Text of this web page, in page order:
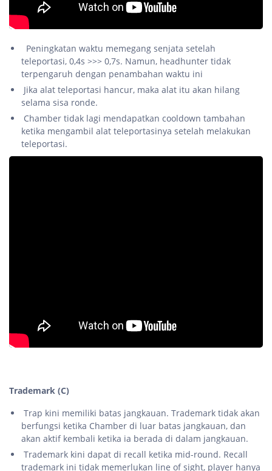
Peningkatan waktu memegang senjata setelah
teleportasi, 0,4s >>> 0,7s. Namun, headhunter tidak
terpengaruh dengan penambahan waktu ini
Jika alat teleportasi hancur, maka alat itu akan hilang
selama sisa ronde.
Chamber tidak lagi mendapatkan cooldown tambahan
ketika mengambil alat teleportasinya setelah melakukan
teleportasi.
Trademark (C)
Trap kini memiliki batas jangkauan. Trademark tidak akan
berfungsi ketika Chamber di luar batas jangkauan, dan
akan aktif kembali ketika ia berada di dalam jangkauan.
Trademark kini dapat di recall ketika mid-round. Recall
trademark ini tidak memerlukan line of sight, player hanya